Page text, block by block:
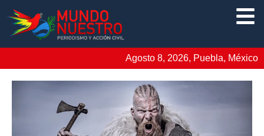
Agosto 8, 2026, Puebla, México